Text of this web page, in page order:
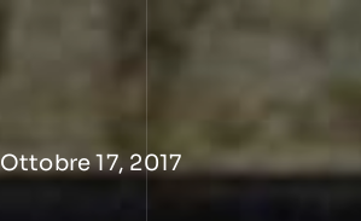
Ottobre 17, 2017